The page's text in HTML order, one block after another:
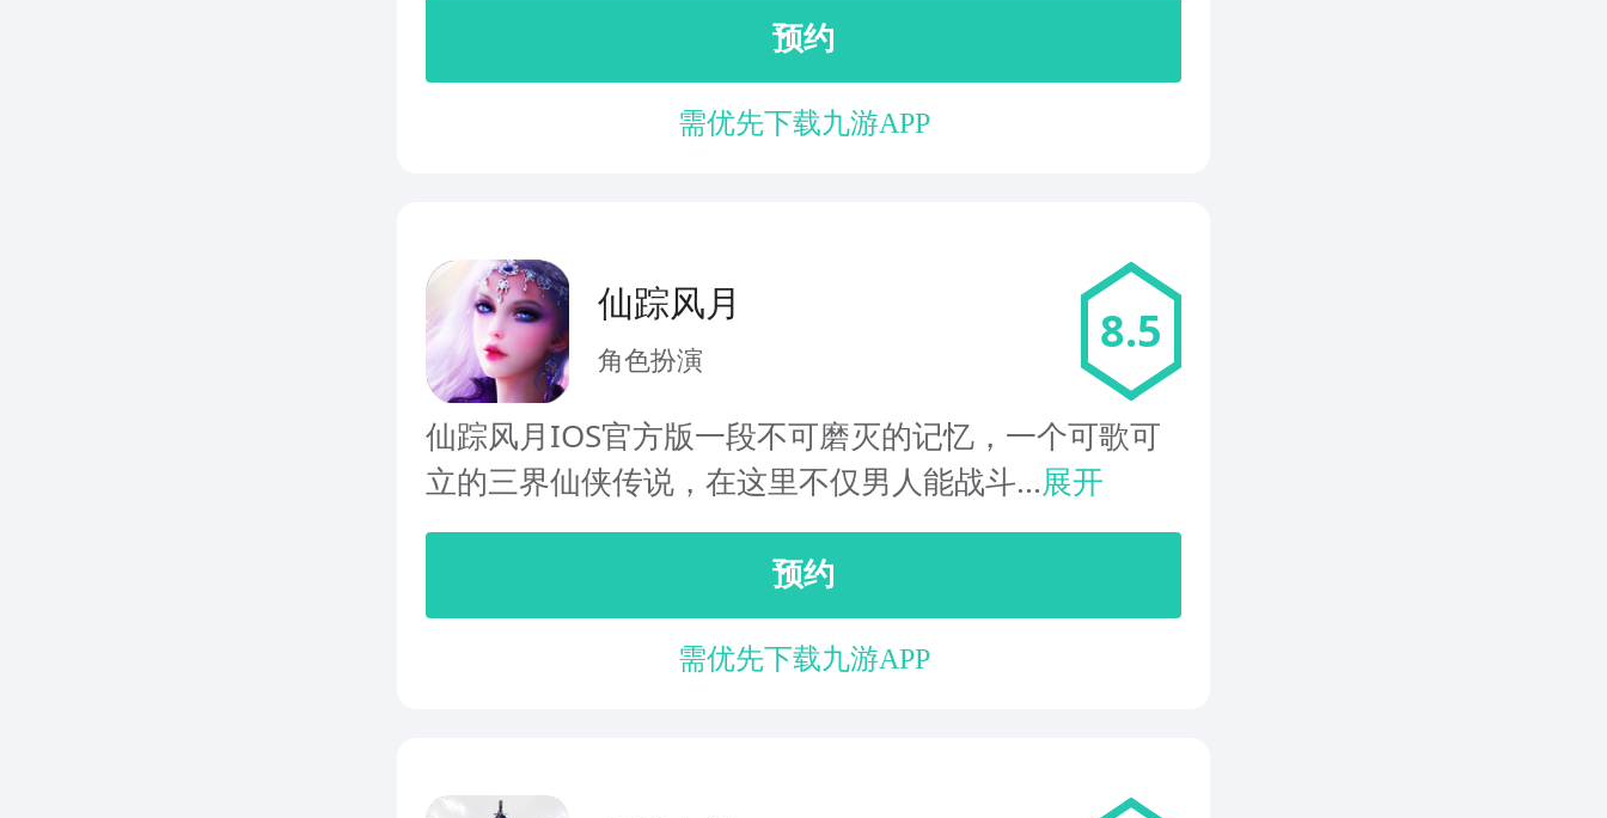
预约
需优先下载九游APP
仙踪风月
角色扮演
8.5
仙踪风月IOS官方版一段不可磨灭的记忆，一个可歌可
立的三界仙侠传说，在这里不仅男人能战斗...展开
预约
需优先下载九游APP